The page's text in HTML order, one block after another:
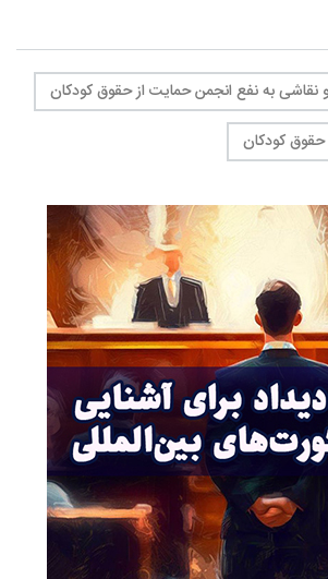
به نفع انجمن حمایت از حقوق کودکان
کودکان